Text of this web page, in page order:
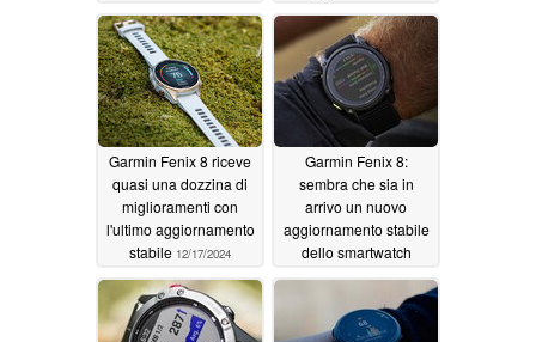
12/17/2024
Garmin Fenix 8 riceve
quasi una dozzina di
miglioramenti con
l'ultimo aggiornamento
stabile 12/17/2024
Garmin Fenix 8:
sembra che sia in
arrivo un nuovo
aggiornamento stabile
dello smartwatch
12/14/2024